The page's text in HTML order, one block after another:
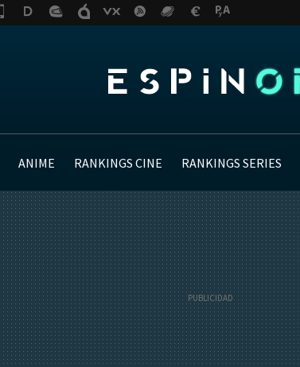
ANIME RANKINGS CINE RANKINGS SERIES